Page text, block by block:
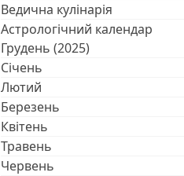
Ведична кулінарія
Астрологічний календар
Грудень (2025)
Січень
Лютий
Березень
Квітень
Травень
Червень